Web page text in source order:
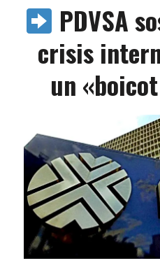
PDVSA
crisis
un